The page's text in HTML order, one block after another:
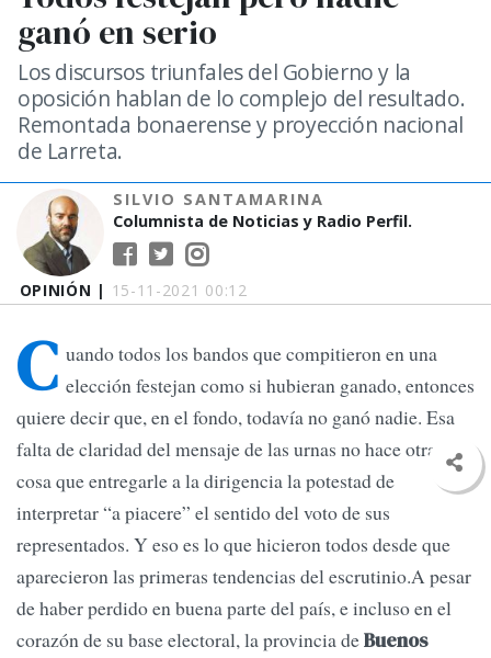
OPINIÓN | 15-11-2021 00:12
ganó en serio
Los discursos triunfales del Gobierno y la
oposición hablan de lo complejo del resultado.
Remontada bonaerense y proyección nacional
de Larreta.
SILVIO SANTAMARINA
Columnista de Noticias y Radio Perfil.
C uando todos los bandos que compitieron en una
elección festejan como si hubieran ganado, entonces
quiere decir que, en el fondo, todavía no ganó nadie. Esa
falta de claridad del mensaje de las urnas no hace otra
cosa que entregarle a la dirigencia la potestad de
interpretar “a piacere” el sentido del voto de sus
representados. Y eso es lo que hicieron todos desde que
aparecieron las primeras tendencias del escrutinio.A pesar
de haber perdido en buena parte del país, e incluso en el
corazón de su base electoral, la provincia deBuenos